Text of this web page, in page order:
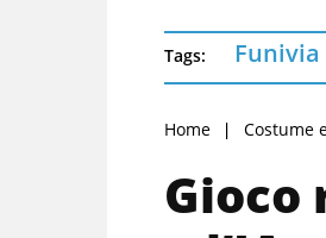
Tags:
Home Costume
Gioco